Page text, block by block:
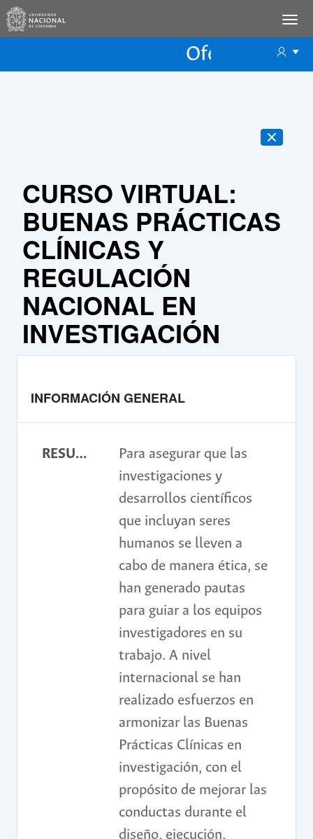
Oferta
CURSO VIRTUAL:
BUENAS PRÁCTICAS
CLÍNICAS Y
REGULACIÓN
NACIONAL EN
INVESTIGACIÓN
INFORMACIÓN GENERAL
RESUMEN
Para asegurar que las
investigaciones y
desarrollos científicos
que incluyan seres
humanos se lleven a
cabo de manera ética, se
han generado pautas
para guiar a los equipos
investigadores en su
trabajo. A nivel
internacional se han
realizado esfuerzos en
armonizar las Buenas
Prácticas Clínicas en
investigación, con el
propósito de mejorar las
conductas durante el
diseño, ejecución,